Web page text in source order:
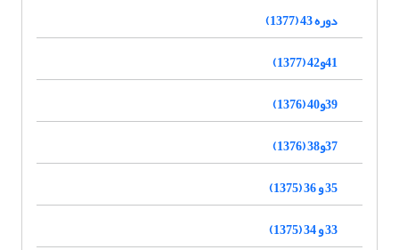
دوره 43 (1377)
41و42 (1377)
39و40 (1376)
37و38 (1376)
35 و 36 (1375)
33 و 34 (1375)